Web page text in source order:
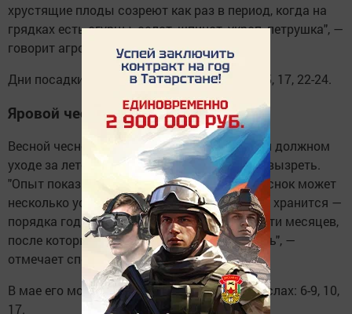
хрустящие плоды созреют как раз в период, когда на
грядках есть огурцы, салат, шпинат, укроп, петрушка", —
говорит агроном.
Дни посадки майского редиса: 6, 9, 10, 13-15, 17, 22-24.
Яровой чеснок
Весной чеснок сажают только зубцами. При должном
уходе за лето головки успевают вырасти и вызреть.
"Опыт показывает, что в размерах такой чеснок может
несколько уступать озимому, зато он лучше хранится —
порядка года-двух, в отличие от четырех-пяти месяцев,
после которых озимый начинает прорастать", —
отмечает специалист.
В мае его можно посадить в следующих числах: 6-9, 10,
17.